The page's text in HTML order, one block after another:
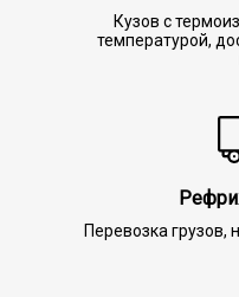
Кузов с
температурой,
Перевозка